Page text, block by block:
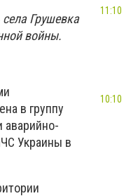
Грушевка
войны.
в группу
аварийно-
Украины в
11:10
10:10